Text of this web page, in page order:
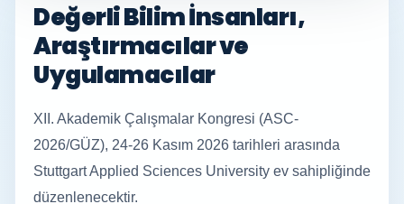
Değerli Bilim İnsanları,
Araştırmacılar ve
Uygulamacılar
XII. Akademik Çalışmalar Kongresi (ASC-
2026/GÜZ), 24-26 Kasım 2026 tarihleri arasında
Stuttgart Applied Sciences University ev sahipliğinde
düzenlenecektir.